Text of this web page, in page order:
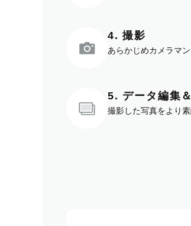
4. 撮影
あらかじめカメラマ
5. データ編集
撮影した写真をより